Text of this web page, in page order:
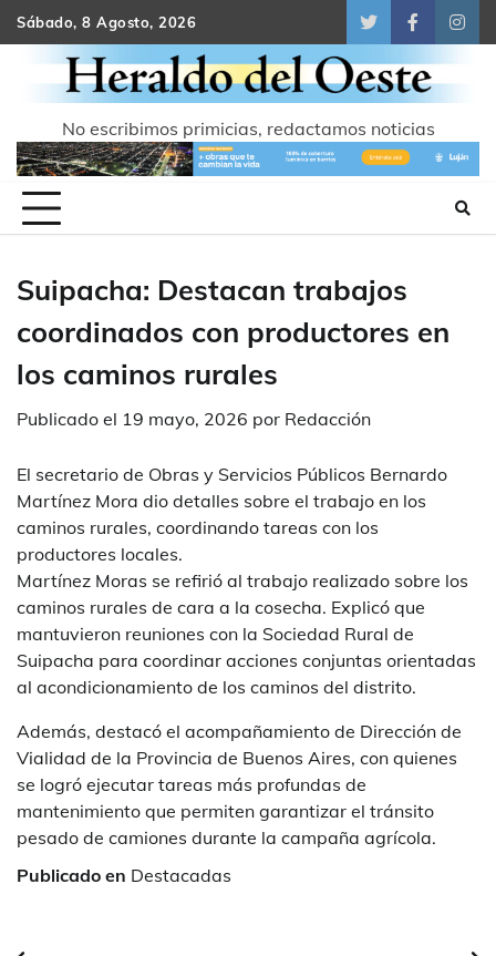
Skip
to
content
Sábado, 8 Agosto, 2026
TwitterFacebook
No escribimos primicias, redactamos noticias
Suipacha: Destacan trabajos
coordinados con productores en
los caminos rurales
Publicado el 19 mayo, 2026 por Redacción
El secretario de Obras y Servicios Públicos Bernardo
Martínez Mora dio detalles sobre el trabajo en los
caminos rurales, coordinando tareas con los
productores locales.
Martínez Moras se refirió al trabajo realizado sobre los
caminos rurales de cara a la cosecha. Explicó que
mantuvieron reuniones con la Sociedad Rural de
Suipacha para coordinar acciones conjuntas orientadas
al acondicionamiento de los caminos del distrito.
Además, destacó el acompañamiento de Dirección de
Vialidad de la Provincia de Buenos Aires, con quienes
se logró ejecutar tareas más profundas de
mantenimiento que permiten garantizar el tránsito
pesado de camiones durante la campaña agrícola.
Publicado en Destacadas